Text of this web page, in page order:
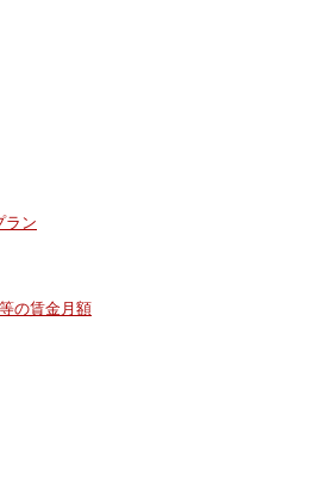
ラン
の賃金月額